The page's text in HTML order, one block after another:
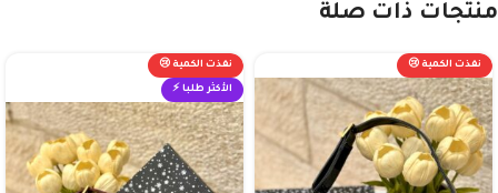
منتجات ذات صلة
نفذت الكمية 😢 نفذت الكمية 😢
الأكثر طلبا ⚡